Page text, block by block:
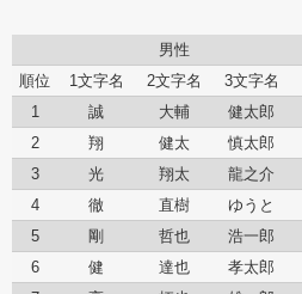
男性
順位
1文字名 2文字名 3文字名
1
誠 大輔 健太郎
2
翔 健太 慎太郎
3
光 翔太 龍之介
4
徹 直樹 ゆうと
5
剛 哲也 浩一郎
6
健 達也 孝太郎